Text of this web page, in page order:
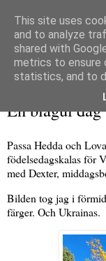
En blågul dag
Passa Hedda och
födelsedagskalas för
med Dexter,
Bilden tog jag i
färger. Och Ukrainas.
This site uses
and to analyze
shared with
metrics to ensure
statistics, and to